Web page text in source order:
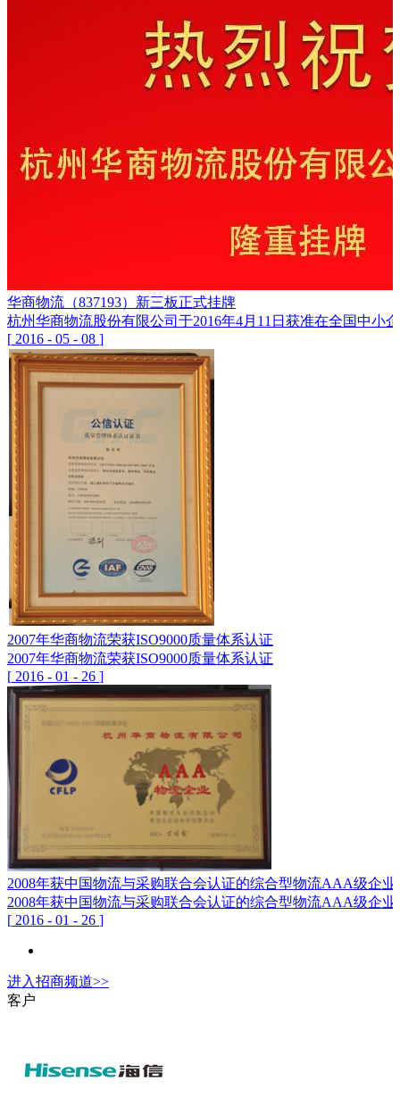
华商物流（837193）新三板正式挂牌
杭州华商物流股份有限公司于2016年4月11日获准在全国中小
[ 2016 - 05 - 08 ]
2007年华商物流荣获ISO9000质量体系认证
2007年华商物流荣获ISO9000质量体系认证
[ 2016 - 01 - 26 ]
2008年获中国物流与采购联合会认证的综合型物流AAA级企业
2008年获中国物流与采购联合会认证的综合型物流AAA级企业
[ 2016 - 01 - 26 ]
进入招商频道>>
客户